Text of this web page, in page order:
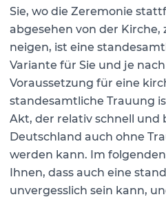
Sie, wo die Zeremonie
abgesehen von der Kirche,
neigen, ist eine
Variante für Sie und je
Voraussetzung für eine
standesamtliche Trauung
Akt, der relativ schnell und
Deutschland auch ohne
werden kann. Im
Ihnen, dass auch eine
unvergesslich sein kann,